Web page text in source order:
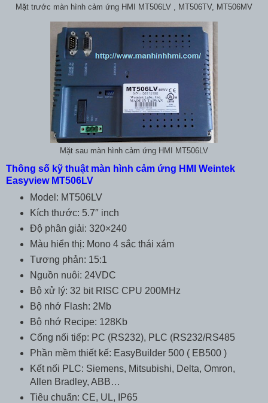
Mặt trước màn hình cảm ứng HMI MT506LV , MT506TV, MT506MV
Mặt sau màn hình cảm ứng HMI MT506LV
Thông số kỹ thuật màn hình cảm ứng HMI Weintek
Easyview MT506LV
Model: MT506LV
Kích thước: 5.7″ inch
Độ phân giải: 320×240
Màu hiển thị: Mono 4 sắc thái xám
Tương phản: 15:1
Nguồn nuôi: 24VDC
Bộ xử lý: 32 bit RISC CPU 200MHz
Bộ nhớ Flash: 2Mb
Bộ nhớ Recipe: 128Kb
Cổng nối tiếp: PC (RS232), PLC (RS232/RS485
Phần mềm thiết kế: EasyBuilder 500 ( EB500 )
Kết nối PLC: Siemens, Mitsubishi, Delta, Omron,
Allen Bradley, ABB…
Tiêu chuẩn: CE, UL, IP65